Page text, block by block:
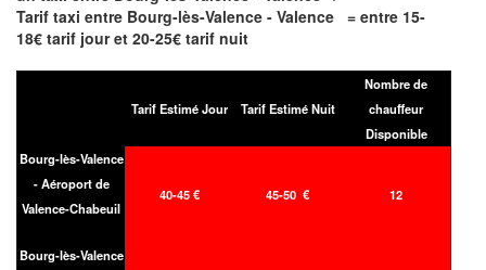
Tarif taxi entre Bourg-lès-Valence - Valence = entre 15-
18€ tarif jour et 20-25€ tarif nuit
Tarif Estimé Jour Tarif Estimé Nuit
Nombre de
chauffeur
Disponible
Bourg-lès-Valence
- Aéroport de
Valence-Chabeuil
40-45 € 45-50 € 12
Bourg-lès-Valence